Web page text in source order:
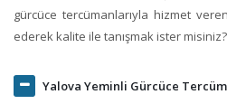
gürcüce tercümanlarıyla hizmet
ederek kalite ile tanışmak ister misiniz?
Yalova Yeminli Gürcüce